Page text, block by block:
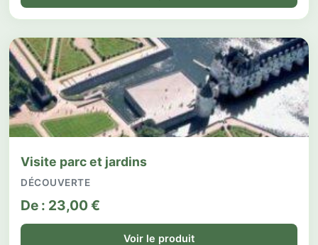
Visite parc et jardins
DÉCOUVERTE
De : 23,00€
Voir le produit